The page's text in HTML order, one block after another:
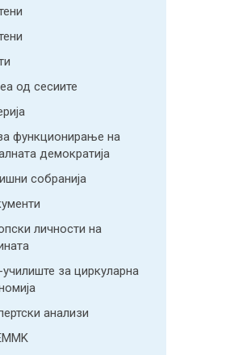
од сесиите
функционирање на
демократија
собранија
личности на
за циркуларна
анализи